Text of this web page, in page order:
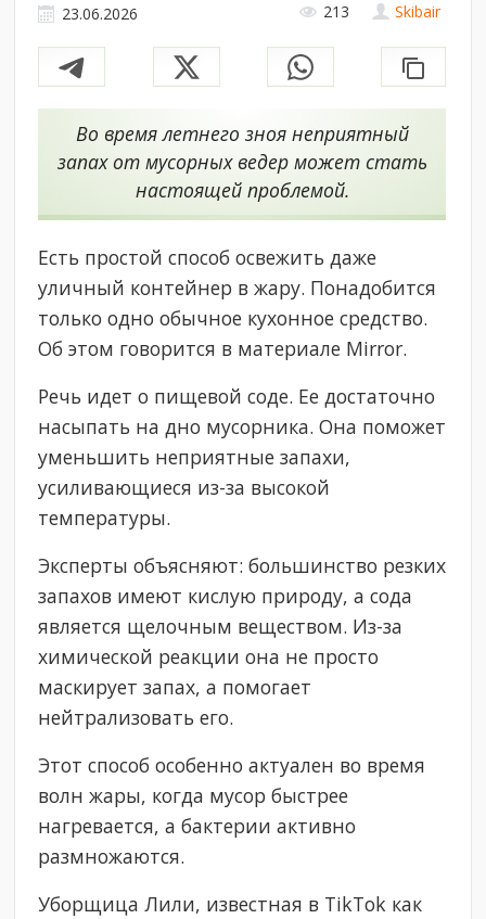
Skibair
23.06.2026 213
Во время летнего зноя неприятный
запах от мусорных ведер может стать
настоящей проблемой.
Есть простой способ освежить даже
уличный контейнер в жару. Понадобится
только одно обычное кухонное средство.
Об этом говорится в материале Mirror.
Речь идет о пищевой соде. Ее достаточно
насыпать на дно мусорника. Она поможет
уменьшить неприятные запахи,
усиливающиеся из-за высокой
температуры.
Эксперты объясняют: большинство резких
запахов имеют кислую природу, а сода
является щелочным веществом. Из-за
химической реакции она не просто
маскирует запах, а помогает
нейтрализовать его.
Этот способ особенно актуален во время
волн жары, когда мусор быстрее
нагревается, а бактерии активно
размножаются.
Уборщица Лили, известная в TikTok как